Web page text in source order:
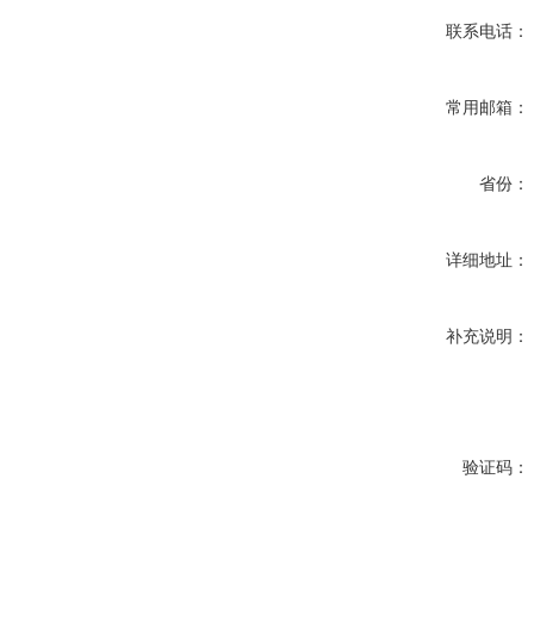
联系电话：
常用邮箱：
省份：
详细地址：
补充说明：
验证码：